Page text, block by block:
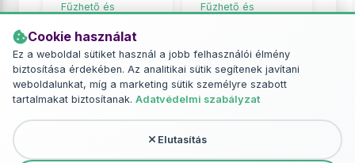
Cookie használat
Ez a weboldal sütiket használ a jobb felhasználói élmény
biztosítása érdekében. Az analitikai sütik segítenek javítani
weboldalunkat, míg a marketing sütik személyre szabott
tartalmakat biztosítanak. Adatvédelmi szabályzat
Elutasítás
Fűzhető és
2 049 Ft
RÉSZLETEK
Fűzhető és
2 649 Ft
RÉSZLETEK